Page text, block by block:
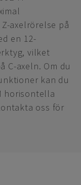
axelrörelse på
en 12-
vilket
C-axeln. Om du
kan du
horisontella
oss för